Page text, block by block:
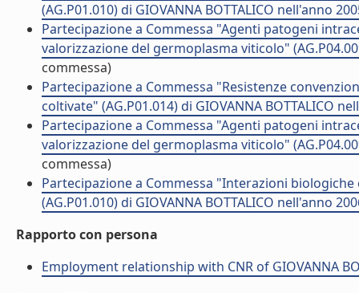
(AG.P01.010) di GIOVANNA BOTTALICO nell'anno
Partecipazione a Commessa "Agenti patogeni
valorizzazione del germoplasma viticolo"
commessa)
Partecipazione a Commessa "Resistenze
coltivate" (AG.P01.014) di GIOVANNA BOTTALICO
Partecipazione a Commessa "Agenti patogeni
valorizzazione del germoplasma viticolo"
commessa)
Partecipazione a Commessa "Interazioni
(AG.P01.010) di GIOVANNA BOTTALICO nell'anno
Rapporto con persona
Employment relationship with CNR of GIOVANNA